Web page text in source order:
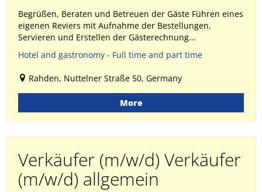
Begrüßen, Beraten und Betreuen der Gäste Führen eines
eigenen Reviers mit Aufnahme der Bestellungen,
Servieren und Erstellen der Gästerechnung...
Hotel and gastronomy - Full time and part time
Rahden, Nuttelner Straße 50, Germany
More
Verkäufer (m/w/d) Verkäufer
(m/w/d) allgemein